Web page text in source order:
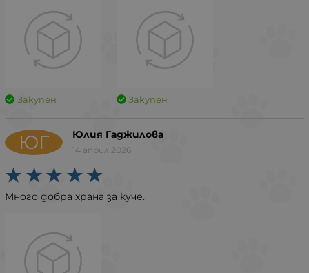
Закупен Закупен
ЮГ Юлия Гаджилова
14 април 2026
Много добра храна за куче.